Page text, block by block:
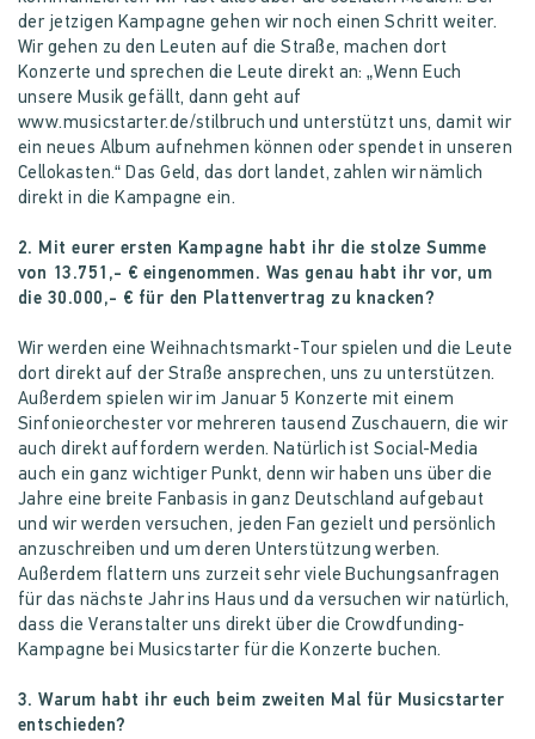
der jetzigen Kampagne gehen wir noch einen Schritt weiter.
Wir gehen zu den Leuten auf die Straße, machen dort
Konzerte und sprechen die Leute direkt an: „Wenn Euch
unsere Musik gefällt, dann geht auf
www.musicstarter.de/stilbruch und unterstützt uns, damit wir
ein neues Album aufnehmen können oder spendet in unseren
Cellokasten.“ Das Geld, das dort landet, zahlen wir nämlich
direkt in die Kampagne ein.
2. Mit eurer ersten Kampagne habt ihr die stolze Summe
von 13.751,- € eingenommen. Was genau habt ihr vor, um
die 30.000,- € für den Plattenvertrag zu knacken?
Wir werden eine Weihnachtsmarkt-Tour spielen und die Leute
dort direkt auf der Straße ansprechen, uns zu unterstützen.
Außerdem spielen wir im Januar 5 Konzerte mit einem
Sinfonieorchester vor mehreren tausend Zuschauern, die wir
auch direkt auffordern werden. Natürlich ist Social-Media
auch ein ganz wichtiger Punkt, denn wir haben uns über die
Jahre eine breite Fanbasis in ganz Deutschland aufgebaut
und wir werden versuchen, jeden Fan gezielt und persönlich
anzuschreiben und um deren Unterstützung werben.
Außerdem flattern uns zurzeit sehr viele Buchungsanfragen
für das nächste Jahr ins Haus und da versuchen wir natürlich,
dass die Veranstalter uns direkt über die Crowdfunding-
Kampagne bei Musicstarter für die Konzerte buchen.
3. Warum habt ihr euch beim zweiten Mal für Musicstarter
entschieden?